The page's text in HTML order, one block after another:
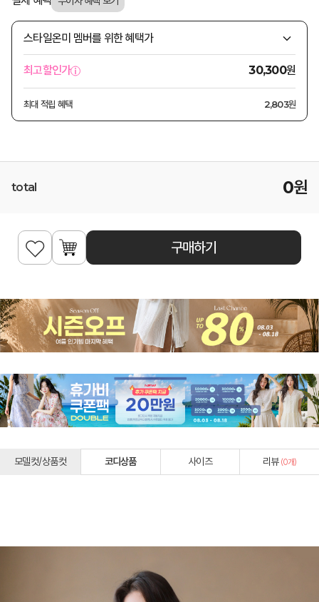
스타일온미 멤버를 위한 혜택가
최고할인가 30,300원
최대 적립 혜택 2,803원
total 0원
구매하기
모델컷/상품컷 코디상품 사이즈 리뷰 (0개)